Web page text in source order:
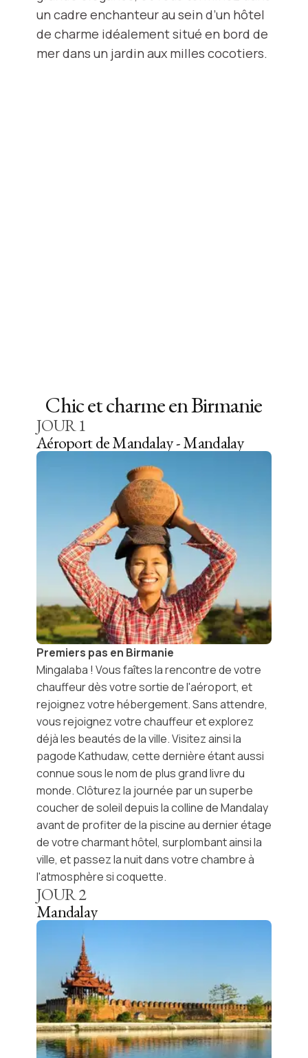
un cadre enchanteur au sein d’un hôtel
de charme idéalement situé en bord de
mer dans un jardin aux milles cocotiers.
Chic et charme en Birmanie
JOUR1
Aéroport de Mandalay - Mandalay
Premiers pas en Birmanie
Mingalaba ! Vous faîtes la rencontre de votre
chauffeur dès votre sortie de l'aéroport, et
rejoignez votre hébergement. Sans attendre,
vous rejoignez votre chauffeur et explorez
déjà les beautés de la ville. Visitez ainsi la
pagode Kathudaw, cette dernière étant aussi
connue sous le nom de plus grand livre du
monde. Clôturez la journée par un superbe
coucher de soleil depuis la colline de Mandalay
avant de profiter de la piscine au dernier étage
de votre charmant hôtel, surplombant ainsi la
ville, et passez la nuit dans votre chambre à
l'atmosphère si coquette.
JOUR2
Mandalay